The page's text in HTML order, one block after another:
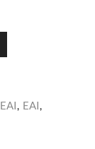
EAI, EAI,